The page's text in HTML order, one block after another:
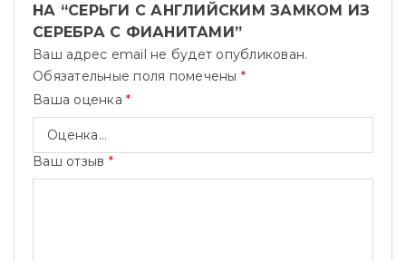
НА “СЕРЬГИ С АНГЛИЙСКИМ ЗАМКОМ ИЗ
СЕРЕБРА С ФИАНИТАМИ”
Ваш адрес email не будет опубликован.
Обязательные поля помечены *
Ваша оценка *
Ваш отзыв *